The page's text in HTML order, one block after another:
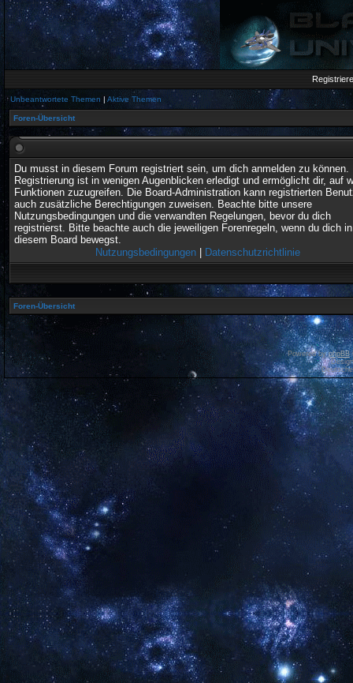
Unbeantwortete Themen |Aktive Themen
Foren-Übersicht
Du musst in diesem Forum registriert sein, um dich anmelden zu können.
Registrierung ist in wenigen Augenblicken erledigt und ermöglicht dir, auf
Funktionen zuzugreifen. Die Board-Administration kann registrierten
auch zusätzliche Berechtigungen zuweisen. Beachte bitte unsere
Nutzungsbedingungen und die verwandten Regelungen, bevor du dich
registrierst. Bitte beachte auch die jeweiligen Forenregeln, wenn du dich in
diesem Board bewegst.
Nutzungsbedingungen
Datenschutzrichtlinie
Foren-Übersicht
Powered byphpBB